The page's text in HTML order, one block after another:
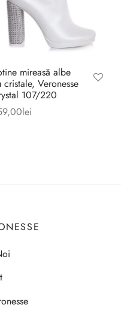
mireasă albe
cristale, Veronesse
107/220
lei